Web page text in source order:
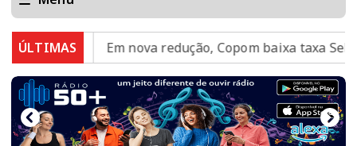
ÚLTIMASEm nova redução, Copom baixa taxa Selic para